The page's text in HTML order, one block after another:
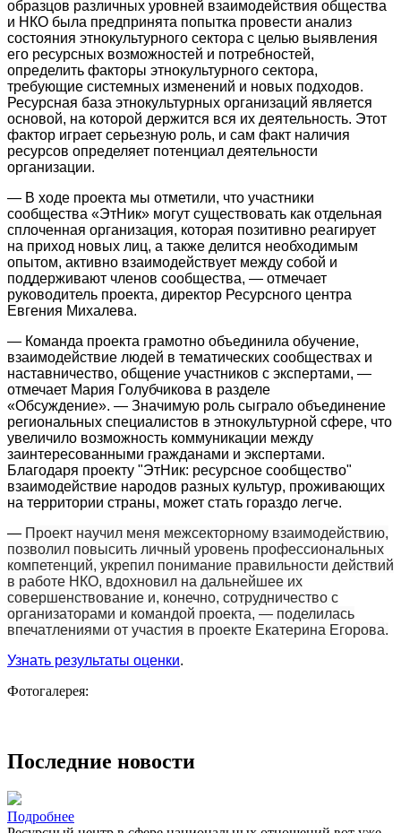
образцов различных уровней взаимодействия общества
и НКО была предпринята попытка провести анализ
состояния этнокультурного сектора с целью выявления
его ресурсных возможностей и потребностей,
определить факторы этнокультурного сектора,
требующие системных изменений и новых подходов.
Ресурсная база этнокультурных организаций является
основой, на которой держится вся их деятельность. Этот
фактор играет серьезную роль, и сам факт наличия
ресурсов определяет потенциал деятельности
организации.
― В ходе проекта мы отметили, что участники
сообщества «ЭтНик» могут существовать как отдельная
сплоченная организация, которая позитивно реагирует
на приход новых лиц, а также делится необходимым
опытом, активно взаимодействует между собой и
поддерживают членов сообщества, ― отмечает
руководитель проекта, директор Ресурсного центра
Евгения Михалева.
― Команда проекта грамотно объединила обучение,
взаимодействие людей в тематических сообществах и
наставничество, общение участников с экспертами, ―
отмечает Мария Голубчикова в разделе
«Обсуждение». ― Значимую роль сыграло объединение
региональных специалистов в этнокультурной сфере, что
увеличило возможность коммуникации между
заинтересованными гражданами и экспертами.
Благодаря проекту "ЭтНик: ресурсное сообщество"
взаимодействие народов разных культур, проживающих
на территории страны, может стать гораздо легче.
― Проект научил меня межсекторному взаимодействию,
позволил повысить личный уровень профессиональных
компетенций, укрепил понимание правильности действий
в работе НКО, вдохновил на дальнейшее их
совершенствование и, конечно, сотрудничество с
организаторами и командой проекта, ― поделилась
впечатлениями от участия в проекте Екатерина Егорова.
Узнать результаты оценки.
Фотогалерея:
Последние новости
Подробнее